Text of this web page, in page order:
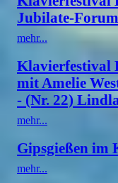
Jubilate-
mehr...
Klavierfestival
mit Amelie
- (Nr. 22)
mehr...
Gipsgießen im
mehr...